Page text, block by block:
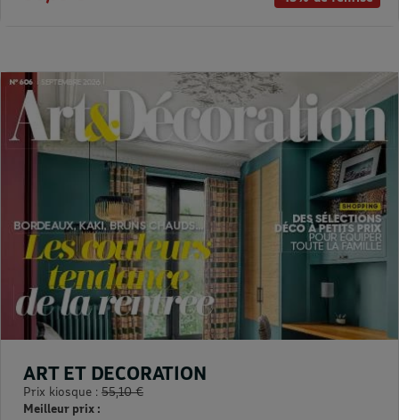
ART ET DECORATION
Prix kiosque : 55,10 €
Meilleur prix :